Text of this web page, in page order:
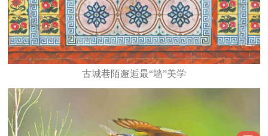
古城巷陌邂逅最“墙”美学